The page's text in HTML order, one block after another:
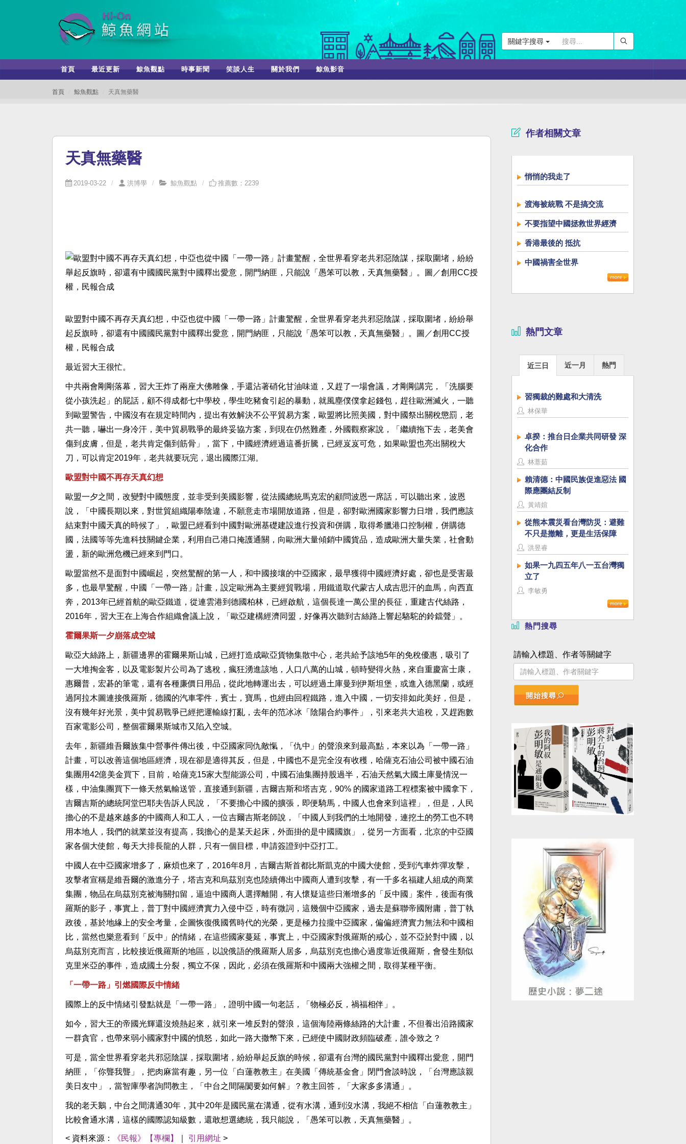
關鍵字搜尋
首頁 最近更新 鯨魚觀點 時事新聞 笑談人生 關於我們 鯨魚影音
首頁 鯨魚觀點 天真無藥醫
天真無藥醫
2019-03-22 洪博學 鯨魚觀點 推薦數：2239
歐盟對中國不再存天真幻想，中亞也從中國「一帶一路」計畫驚醒，全世界看穿老共邪惡陰謀，採取圍堵，紛紛舉
起反旗時，卻還有中國國民黨對中國釋出愛意，開門納匪，只能說「愚笨可以教，天真無藥醫」。圖／創用CC授
權，民報合成
最近習大王很忙。
中共兩會剛剛落幕，習大王炸了兩座大佛雕像，手還沾著硝化甘油味道，又趕了一場會議，才剛剛講完，「洗腦要
從小孩洗起」的屁話，顧不得成都七中學校，學生吃豬食引起的暴動，就風塵僕僕拿起錢包，趕往歐洲滅火，一聽
到歐盟警告，中國沒有在規定時間內，提出有效解決不公平貿易方案，歐盟將比照美國，對中國祭出關稅懲罰，老
共一聽，嚇出一身冷汗，美中貿易戰爭的最終妥協方案，到現在仍然難產，外國觀察家說，「繼續拖下去，老美會
傷到皮膚，但是，老共肯定傷到筋骨」，當下，中國經濟經過這番折騰，已經岌岌可危，如果歐盟也亮出關稅大
刀，可以肯定2019年，老共就要玩完，退出國際江湖。
歐盟對中國不再存天真幻想
歐盟一夕之間，改變對中國態度，並非受到美國影響，從法國總統馬克宏的顧問波恩一席話，可以聽出來，波恩
說，「中國長期以來，對世貿組織陽奉陰違，不願意走市場開放道路，但是，卻對歐洲國家影響力日增，我們應該
結束對中國天真的時候了」，歐盟已經看到中國對歐洲基礎建設進行投資和併購，取得希臘港口控制權，併購德
國，法國等等先進科技關鍵企業，利用自己港口掩護通關，向歐洲大量傾銷中國貨品，造成歐洲大量失業，社會動
盪，新的歐洲危機已經來到門口。
歐盟當然不是面對中國崛起，突然驚醒的第一人，和中國接壤的中亞國家，最早獲得中國經濟好處，卻也是受害最
多，也最早驚醒，中國「一帶一路」計畫，設定歐洲為主要經貿戰場，用鐵道取代蒙古人成吉思汗的血馬，向西直
奔，2013年已經首航的歐亞鐵道，從連雲港到德國柏林，已經啟航，這個長達一萬公里的長征，重建古代絲路，
2016年，習大王在上海合作組織會議上說，「歐亞建構經濟同盟，好像再次聽到古絲路上響起駱駝的鈴鐺聲」。
霍爾果斯一夕崩落成空城
歐亞大絲路上，新疆邊界的霍爾果斯山城，已經打造成歐亞貨物集散中心，老共給予該地5年的免稅優惠，吸引了
一大堆掏金客，以及電影製片公司為了逃稅，瘋狂湧進該地，人口八萬的山城，頓時變得火熱，來自重慶富士康，
惠爾普，宏碁的筆電，還有各種廉價日用品，從此地轉運出去，可以經過土庫曼到伊斯坦堡，或進入德黑蘭，或經
過阿拉木圖連接俄羅斯，德國的汽車零件，賓士，寶馬，也經由回程鐵路，進入中國，一切安排如此美好，但是，
沒有幾年好光景，美中貿易戰爭已經把運輸線打亂，去年的范冰冰「陰陽合約事件」，引來老共大追稅，又趕跑數
百家電影公司，整個霍爾果斯城市又陷入空城。
去年，新疆維吾爾族集中營事件傳出後，中亞國家同仇敵愾，「仇中」的聲浪來到最高點，本來以為「一帶一路」
計畫，可以改善這個地區經濟，現在卻是適得其反，但是，中國也不是完全沒有收穫，哈薩克石油公司被中國石油
集團用42億美金買下，目前，哈薩克15家大型能源公司，中國石油集團持股過半，石油天然氣大國土庫曼情況一
樣，中油集團買下一條天然氣輸送管，直接通到新疆，吉爾吉斯和塔吉克，90% 的國家道路工程標案被中國拿下，
吉爾吉斯的總統阿堂巴耶夫告訴人民說，「不要擔心中國的擴張，即便騎馬，中國人也會來到這裡」，但是，人民
擔心的不是越來越多的中國商人和工人，一位吉爾吉斯老師說，「中國人到我們的土地開發，連挖土的勞工也不聘
用本地人，我們的就業並沒有提高，我擔心的是某天起床，外面掛的是中國國旗」，從另一方面看，北京的中亞國
家各個大使館，每天大排長龍的人群，只有一個目標，申請簽證到中亞打工。
中國人在中亞國家增多了，麻煩也來了，2016年8月，吉爾吉斯首都比斯凱克的中國大使館，受到汽車炸彈攻擊，
攻擊者宣稱是維吾爾的激進分子，塔吉克和烏茲別克也陸續傳出中國商人遭到攻擊，有一千多名福建人組成的商業
集團，物品在烏茲別克被海關扣留，逼迫中國商人選擇離開，有人懷疑這些日漸增多的「反中國」案件，後面有俄
羅斯的影子，事實上，普丁對中國經濟實力入侵中亞，時有微詞，這幾個中亞國家，過去是蘇聯帝國附庸，普丁執
政後，基於地緣上的安全考量，企圖恢復俄國舊時代的光榮，更是極力拉攏中亞國家，偏偏經濟實力無法和中國相
比，當然也樂意看到「反中」的情緒，在這些國家蔓延，事實上，中亞國家對俄羅斯的戒心，並不亞於對中國，以
烏茲別克而言，比較接近俄羅斯的地區，以說俄語的俄羅斯人居多，烏茲別克也擔心過度靠近俄羅斯，會發生類似
克里米亞的事件，造成國土分裂，獨立不保，因此，必須在俄羅斯和中國兩大強權之間，取得某種平衡。
「一帶一路」引燃國際反中情緒
國際上的反中情緒引發點就是「一帶一路」，證明中國一句老話，「物極必反，禍福相伴」。
如今，習大王的帝國光輝還沒燒熱起來，就引來一堆反對的聲浪，這個海陸兩條絲路的大計畫，不但養出沿路國家
一群貪官，也帶來弱小國家對中國的憤怒，如此一路大撒幣下來，已經使中國財政頻臨破產，誰令致之？
可是，當全世界看穿老共邪惡陰謀，採取圍堵，紛紛舉起反旗的時候，卻還有台灣的國民黨對中國釋出愛意，開門
納匪，「你聾我聾」，把肉麻當有趣，另一位「白蓮教教主」在美國「傳統基金會」閉門會談時說，「台灣應該親
美日友中」，當智庫學者詢問教主，「中台之間隔閡要如何解」？教主回答，「大家多多溝通」。
我的老天鵝，中台之間溝通30年，其中20年是國民黨在溝通，從有水溝，通到沒水溝，我絕不相信「白蓮教教主」
比較會通水溝，這樣的國際認知級數，還敢想選總統，我只能說，「愚笨可以教，天真無藥醫」。
< 資料來源： 《民報》【專欄】 引用網址 >
作者相關文章
悄悄的我走了
渡海被統戰 不是搞交流
不要指望中國拯救世界經濟
香港最後的 抵抗
中國禍害全世界
熱門文章
近三日 近一月 熱門
習獨裁的難處和大清洗
林保華
卓揆：推台日企業共同研發 深
化合作
林薏茹
賴清德：中國民族促進惡法 國
際應團結反制
黃靖媗
從熊本震災看台灣防災：避難
不只是撤離，更是生活保障
洪昱睿
如果一九四五年八一五台灣獨
立了
李敏勇
熱門搜尋
請輸入標題、作者等關鍵字
開始搜尋